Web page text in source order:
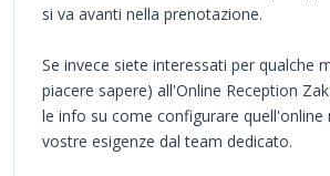
si va avanti nella prenotazione.
Se invece siete interessati per qualche
piacere sapere) all'Online Reception
le info su come configurare quell'online
vostre esigenze dal team dedicato.